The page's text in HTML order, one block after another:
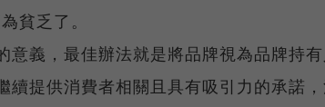
貧乏了。
意義，最佳辦法就是將品牌視為品牌持
續提供消費者相關且具有吸引力的承諾